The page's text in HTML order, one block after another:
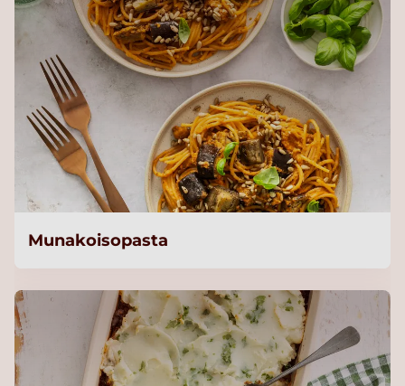
Munakoisopasta